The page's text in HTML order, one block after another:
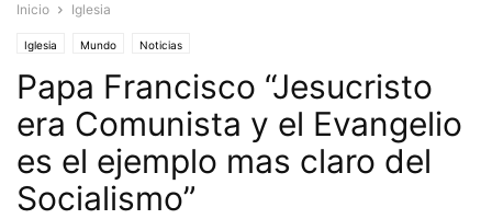
Inicio Iglesia
Iglesia Mundo Noticias
Papa Francisco “Jesucristo
era Comunista y el Evangelio
es el ejemplo mas claro del
Socialismo”